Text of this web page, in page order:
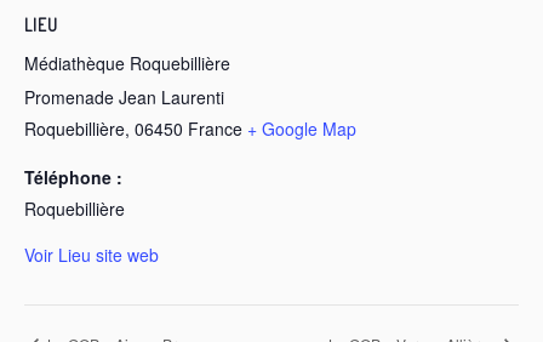
LIEU
Médiathèque Roquebillière
Promenade Jean Laurenti
Roquebillière, 06450 France + Google Map
Téléphone :
Roquebillière
Voir Lieu site web